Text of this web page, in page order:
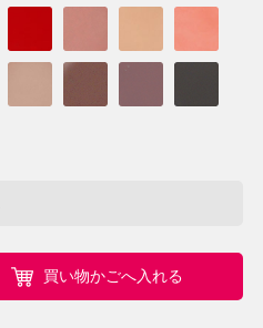
買い物かごへ入れる